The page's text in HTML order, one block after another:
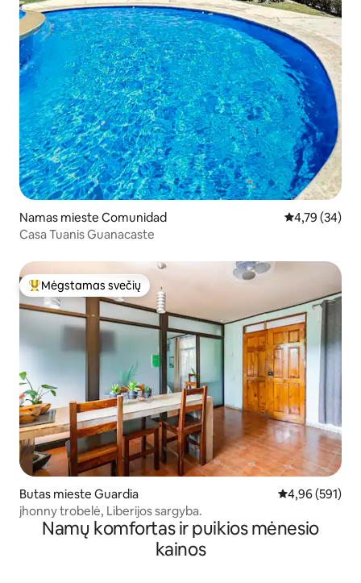
Namas mieste Comunidad Vidutinis
4,79 (34)
Casa Tuanis Guanacaste
Svečių mėgstamiausias
Mėgstamas svečių
Butas mieste Guardia Vidutinis
4,96 (591)
jhonny trobelė, Liberijos sargyba.
Namų komfortas ir puikios mėnesio
kainos